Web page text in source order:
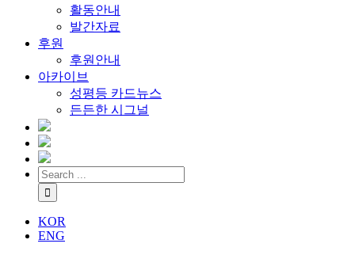
활동안내
발간자료
후원
후원안내
아카이브
성평등 카드뉴스
든든한 시그널
KOR
ENG